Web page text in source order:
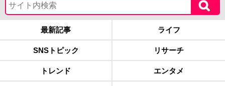
最新記事 ライフ
SNSトピック リサーチ
トレンド エンタメ